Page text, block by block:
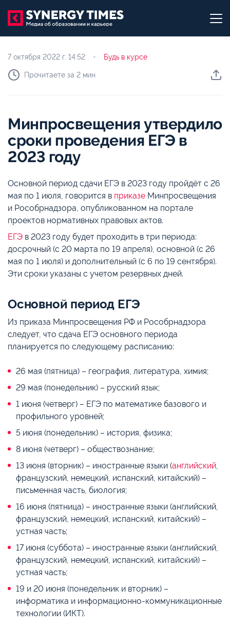
7 октября 2022 г. 14:52 Будь в курсе
Прочитаете за 2 мин
Минпросвещения утвердило
сроки проведения ЕГЭ в
2023 году
Основной период сдачи ЕГЭ в 2023 году пройдёт с 26
мая по 1 июля, говорится в приказе Минпросвещения
и Рособрнадзора, опубликованном на портале
проектов нормативных правовых актов.
ЕГЭ в 2023 году будет проходить в три периода:
досрочный (с 20 марта по 19 апреля), основной (с 26
мая по 1 июля) и дополнительный (с 6 по 19 сентября).
Эти сроки указаны с учетом резервных дней.
Основной период ЕГЭ
Из приказа Минпросвещения РФ и Рособрнадзора
следует, что сдача ЕГЭ основного периода
планируется по следующему расписанию:
26 мая (пятница) – география, литература, химия;
29 мая (понедельник) – русский язык;
1 июня (четверг) – ЕГЭ по математике базового и
профильного уровней;
5 июня (понедельник) – история, физика;
8 июня (четверг) – обществознание;
13 июня (вторник) – иностранные языки (английский,
французский, немецкий, испанский, китайский) –
письменная часть, биология;
16 июня (пятница) – иностранные языки (английский,
французский, немецкий, испанский, китайский) –
устная часть;
17 июня (суббота) – иностранные языки (английский,
французский, немецкий, испанский, китайский) –
устная часть;
19 и 20 июня (понедельник и вторник) –
информатика и информационно-коммуникационные
технологии (ИКТ).